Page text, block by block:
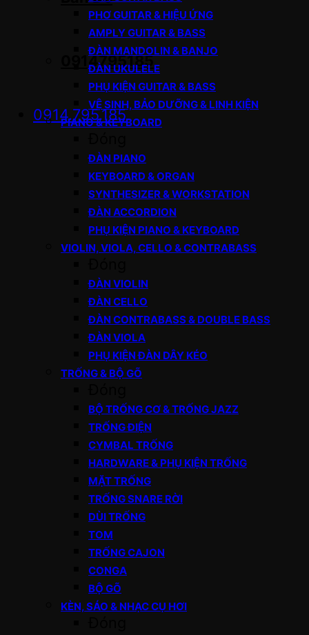
0914795185
0914.795.185
PHƠ GUITAR & HIỆU ỨNG
AMPLY GUITAR & BASS
ĐÀN MANDOLIN & BANJO
ĐÀN UKULELE
PHỤ KIỆN GUITAR & BASS
VỆ SINH, BẢO DƯỠNG & LINH KIỆN
PIANO & KEYBOARD
ĐÀN PIANO
KEYBOARD & ORGAN
SYNTHESIZER & WORKSTATION
ĐÀN ACCORDION
PHỤ KIỆN PIANO & KEYBOARD
VIOLIN, VIOLA, CELLO & CONTRABASS
ĐÀN VIOLIN
ĐÀN CELLO
ĐÀN CONTRABASS & DOUBLE BASS
ĐÀN VIOLA
PHỤ KIỆN ĐÀN DÂY KÉO
TRỐNG & BỘ GÕ
BỘ TRỐNG CƠ & TRỐNG JAZZ
TRỐNG ĐIỆN
CYMBAL TRỐNG
HARDWARE & PHỤ KIỆN TRỐNG
MẶT TRỐNG
TRỐNG SNARE RỜI
DÙI TRỐNG
TOM
TRỐNG CAJON
CONGA
BỘ GÕ
KÈN, SÁO & NHẠC CỤ HƠI